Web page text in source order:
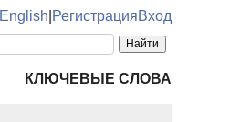
English РегистрацияВход
КЛЮЧЕВЫЕ СЛОВА